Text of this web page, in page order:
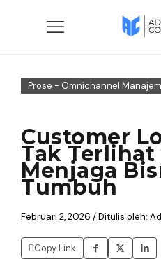
Prose - Omnichannel
Customer
Tak Terlihat
Menjaga
Tumbuh
Februari 2, 2026 / Ditulis oleh:
Copy Link